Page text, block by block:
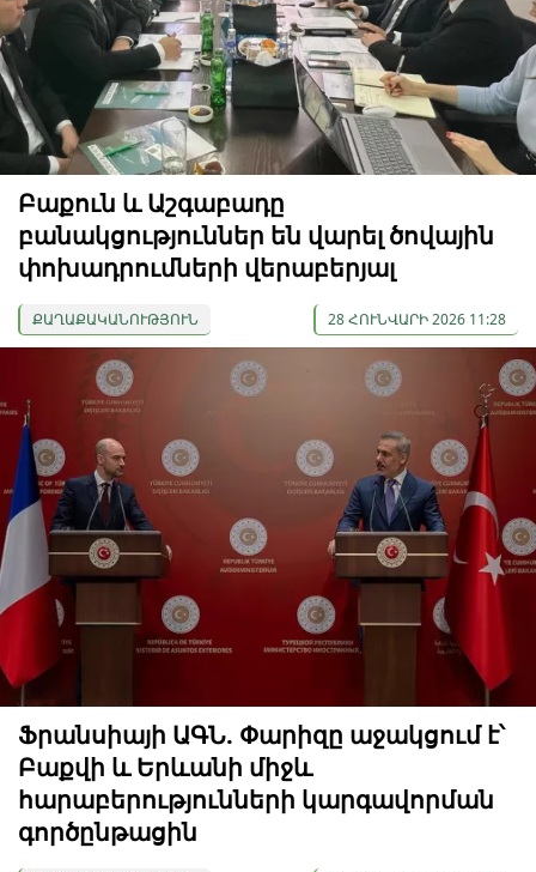
Բաքուն և Աշգաբադը
բանակցություններ են վարել ծովային
փոխադրումների վերաբերյալ
ՔԱՂԱՔԱԿԱՆՈՒԹՅՈՒՆ 28 ՀՈՒՆՎԱՐԻ 2026 11:28
Ֆրանսիայի ԱԳՆ. Փարիզը աջակցում է՝
Բաքվի և Երևանի միջև
հարաբերությունների կարգավորման
գործընթացին